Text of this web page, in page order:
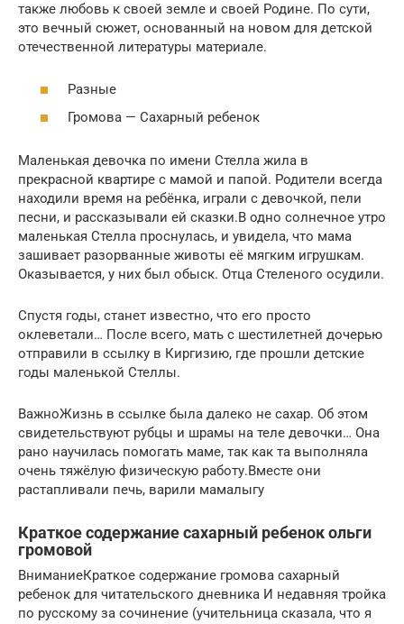
также любовь к своей земле и своей Родине. По сути,
это вечный сюжет, основанный на новом для детской
отечественной литературы материале.
Разные
Громова — Сахарный ребенок
Маленькая девочка по имени Стелла жила в
прекрасной квартире с мамой и папой. Родители всегда
находили время на ребёнка, играли с девочкой, пели
песни, и рассказывали ей сказки.В одно солнечное утро
маленькая Стелла проснулась, и увидела, что мама
зашивает разорванные животы её мягким игрушкам.
Оказывается, у них был обыск. Отца Стеленого осудили.
Спустя годы, станет известно, что его просто
оклеветали… После всего, мать с шестилетней дочерью
отправили в ссылку в Киргизию, где прошли детские
годы маленькой Стеллы.
ВажноЖизнь в ссылке была далеко не сахар. Об этом
свидетельствуют рубцы и шрамы на теле девочки… Она
рано научилась помогать маме, так как та выполняла
очень тяжёлую физическую работу.Вместе они
растапливали печь, варили мамалыгу
Краткое содержание сахарный ребенок ольги
громовой
ВниманиеКраткое содержание громова сахарный
ребенок для читательского дневника И недавняя тройка
по русскому за сочинение (учительница сказала, что я